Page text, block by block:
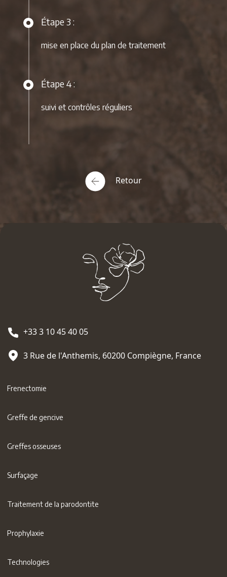
Étape 3 :
mise en place du plan de traitement
Étape 4 :
suivi et contrôles réguliers
Retour
+33 3 10 45 40 05
3 Rue de l'Anthemis, 60200 Compiègne, France
Frenectomie
Greffe de gencive
Greffes osseuses
Surfaçage
Traitement de la parodontite
Prophylaxie
Technologies